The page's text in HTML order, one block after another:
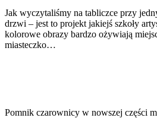
Jak wyczytaliśmy na tabliczce przy
drzwi – jest to projekt jakiejś szkoły
kolorowe obrazy bardzo ożywiają
miasteczko…
Pomnik czarownicy w nowszej części